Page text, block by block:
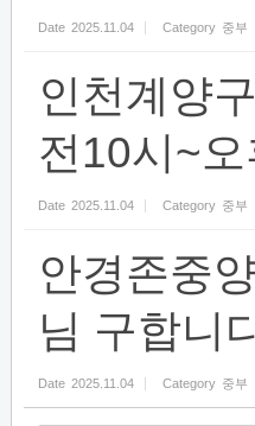
Date 2025.11.04 Category 중부
인천계양
전10시~
Date 2025.11.04 Category 중부
안경존중
님 구합니
Date 2025.11.04 Category 중부